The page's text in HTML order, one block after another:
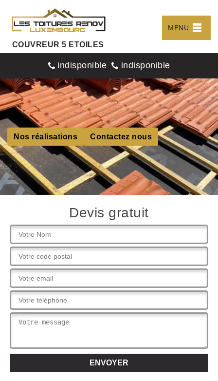
COUVREUR 5 ETOILES
MENU
indisponible indisponible
Nos réalisations Contactez nous
Devis gratuit